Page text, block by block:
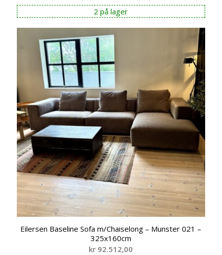
2 på lager
Eilersen Baseline Sofa m/Chaiselong – Munster 021 –
325x160cm
kr 92.512,00